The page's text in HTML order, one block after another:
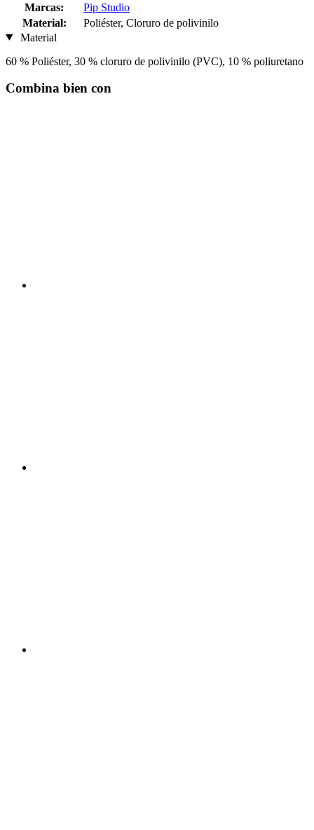
Marcas:
Pip Studio
Material:
Poliéster, Cloruro de polivinilo
Material
60 % Poliéster, 30 % cloruro de polivinilo (PVC), 10 % poliuretano
Combina bien con